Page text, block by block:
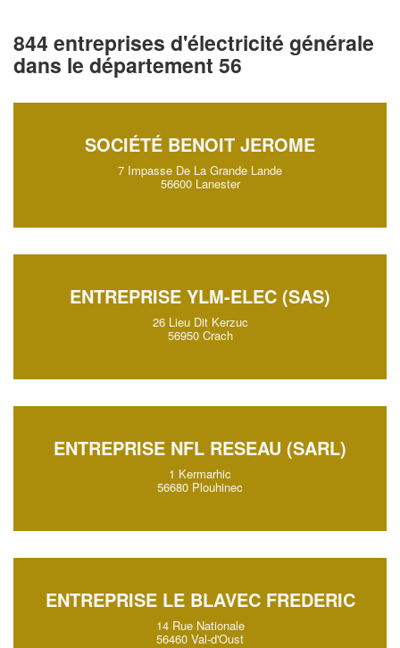
844 entreprises d'électricité générale
dans le département 56
SOCIÉTÉ BENOIT JEROME
7 Impasse De La Grande Lande
56600 Lanester
ENTREPRISE YLM-ELEC (SAS)
26 Lieu Dit Kerzuc
56950 Crach
ENTREPRISE NFL RESEAU (SARL)
1 Kermarhic
56680 Plouhinec
ENTREPRISE LE BLAVEC FREDERIC
14 Rue Nationale
56460 Val-d'Oust